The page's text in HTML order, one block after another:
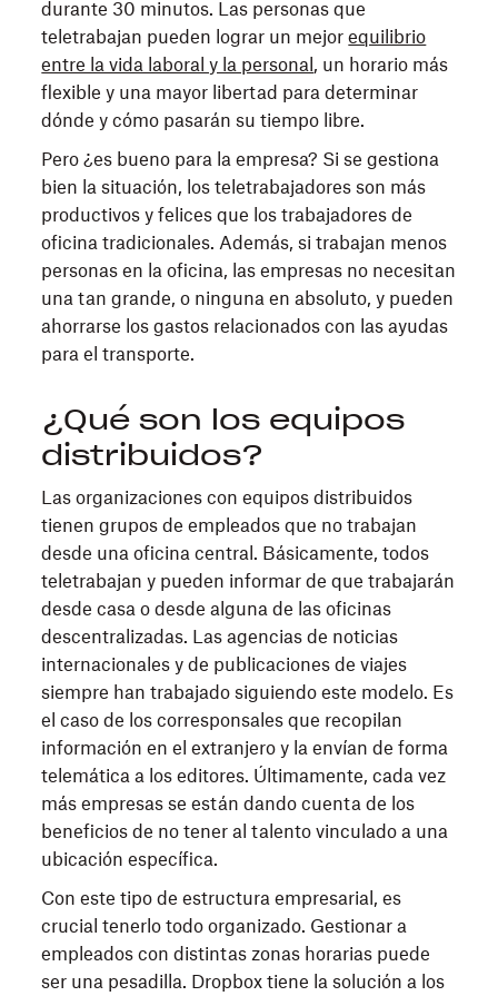
durante 30 minutos. Las personas que
teletrabajan pueden lograr un mejorequilibrio
entre la vida laboral y la personal, un horario más
flexible y una mayor libertad para determinar
dónde y cómo pasarán su tiempo libre.
Pero ¿es bueno para la empresa? Si se gestiona
bien la situación, los teletrabajadores son más
productivos y felices que los trabajadores de
oficina tradicionales. Además, si trabajan menos
personas en la oficina, las empresas no necesitan
una tan grande, o ninguna en absoluto, y pueden
ahorrarse los gastos relacionados con las ayudas
para el transporte.
¿Qué son los equipos
distribuidos?
Las organizaciones con equipos distribuidos
tienen grupos de empleados que no trabajan
desde una oficina central. Básicamente, todos
teletrabajan y pueden informar de que trabajarán
desde casa o desde alguna de las oficinas
descentralizadas. Las agencias de noticias
internacionales y de publicaciones de viajes
siempre han trabajado siguiendo este modelo. Es
el caso de los corresponsales que recopilan
información en el extranjero y la envían de forma
telemática a los editores. Últimamente, cada vez
más empresas se están dando cuenta de los
beneficios de no tener al talento vinculado a una
ubicación específica.
Con este tipo de estructura empresarial, es
crucial tenerlo todo organizado. Gestionar a
empleados con distintas zonas horarias puede
ser una pesadilla. Dropbox tiene la solución a los